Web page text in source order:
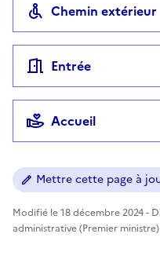
Chemin extérieur
Entrée
Accueil
Mettre cette page à
Modifié le 18 décembre 2024 -
administrative (Premier ministre)